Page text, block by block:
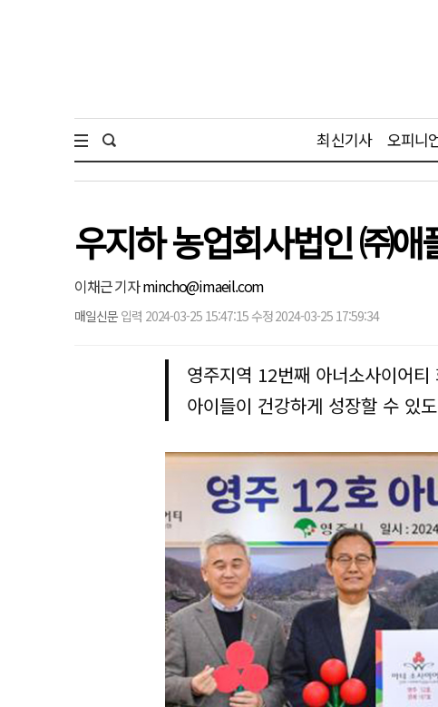
최신기사 오피니
우지하 농업회사법인 ㈜
이채근 기자mincho@imaeil.com
매일신문 입력 2024-03-25 15:47:15 수정 2024-03-25 17:59:34
영주지역 12번째 아너소사이어티
아이들이 건강하게 성장할 수 있